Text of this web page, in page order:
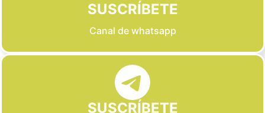
SUSCRÍBETE
Canal de whatsapp
SUSCRÍBETE